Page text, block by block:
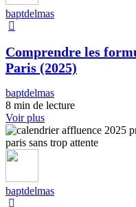
baptdelmas
Comprendre les
Paris (2025)
baptdelmas
8 min de lecture
Voir plus
baptdelmas